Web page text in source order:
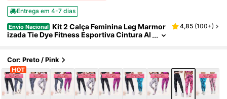
Entrega em 4-7 dias
Envio Nacional Kit 2 Calça Feminina Leg Marmor
izada Tie Dye Fitness Esportiva Cintura Al
4,85 (100+)
Cor: Preto / Pink